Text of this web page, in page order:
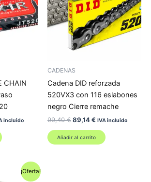
CHAIN
incluido
CADENAS
Cadena DID reforzada
520VX3 con 116 eslabones
negro Cierre remache
99,40€El
original
era:
89,14€ El
actual
es:
IVA incluido
Añadir al carrito
¡Oferta!